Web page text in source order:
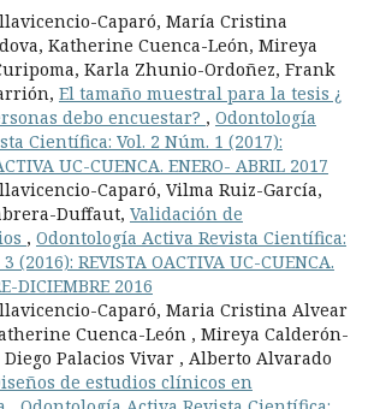
Caparó, María Cristina
Katherine Cuenca-León, Mireya
Karla Zhunio-Ordoñez, Frank
El tamaño muestral para la tesis ¿
debo encuestar? , Odontología
Científica: Vol. 2 Núm. 1 (2017):
UC-CUENCA. ENERO- ABRIL 2017
Caparó, Vilma Ruiz-García,
Duffaut, Validación de
, Odontología Activa Revista Científica:
(2016): REVISTA OACTIVA UC-CUENCA.
DICIEMBRE 2016
Caparó, Maria Cristina Alvear
Cuenca-León , Mireya Calderón-
Palacios Vivar , Alberto Alvarado
de estudios clínicos en